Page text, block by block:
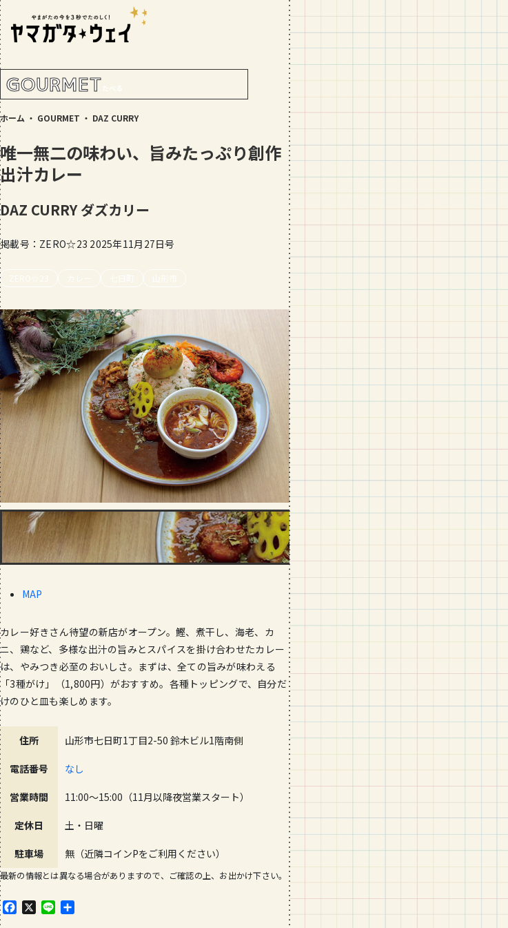
RANKING!
地元民が選ぶ山形県ラーメン人気店
GOURMET
ウェイが厳選
【お肉をやわらかくする方法10選】結
せセットも！
TRIP
段数や所要時間をご紹介！
GOURMET
山形のおすすめパン屋さん【26選】地
元民が選ぶランキングBEST５付き！
_vol.1
GOURMET たべる
ホーム ・ GOURMET ・ DAZ CURRY
唯一無二の味わい、旨みたっぷり創作
出汁カレー
DAZ CURRYダズカリー
掲載号：ZERO☆23 2025年11月27日号
ZERO☆23 カレー 七日町 山形市
MAP
カレー好きさん待望の新店がオープン。鰹、煮干し、海老、カ
ニ、鶏など、多様な出汁の旨みとスパイスを掛け合わせたカレー
は、やみつき必至のおいしさ。まずは、全ての旨みが味わえる
「3種がけ」（1,800円）がおすすめ。各種トッピングで、自分だ
けのひと皿も楽しめます。
住所 山形市七日町1丁目2-50 鈴木ビル1階南側
電話番号 なし
営業時間 11:00～15:00（11月以降夜営業スタート）
定休日 土・日曜
駐車場 無（近隣コインPをご利用ください）
最新の情報とは異なる場合がありますので、ご確認の上、お出かけ下さい。
F
X
L